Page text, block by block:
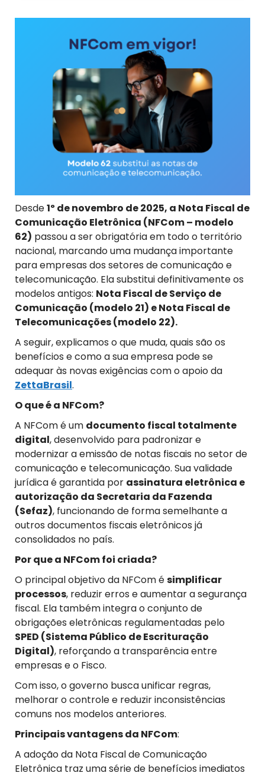
Desde1º de novembro de 2025, a Nota Fiscal de
Comunicação Eletrônica (NFCom – modelo
62) passou a ser obrigatória em todo o território
nacional, marcando uma mudança importante
para empresas dos setores de comunicação e
telecomunicação. Ela substitui definitivamente os
modelos antigos: Nota Fiscal de Serviço de
Comunicação (modelo 21) e Nota Fiscal de
Telecomunicações (modelo 22).
A seguir, explicamos o que muda, quais são os
benefícios e como a sua empresa pode se
adequar às novas exigências com o apoio da
ZettaBrasil.
O que é a NFCom?
A NFCom é um documento fiscal totalmente
digital, desenvolvido para padronizar e
modernizar a emissão de notas fiscais no setor de
comunicação e telecomunicação. Sua validade
jurídica é garantida por assinatura eletrônica e
autorização da Secretaria da Fazenda
(Sefaz), funcionando de forma semelhante a
outros documentos fiscais eletrônicos já
consolidados no país.
Por que a NFCom foi criada?
O principal objetivo da NFCom ésimplificar
processos, reduzir erros e aumentar a segurança
fiscal. Ela também integra o conjunto de
obrigações eletrônicas regulamentadas pelo
SPED (Sistema Público de Escrituração
Digital), reforçando a transparência entre
empresas e o Fisco.
Com isso, o governo busca unificar regras,
melhorar o controle e reduzir inconsistências
comuns nos modelos anteriores.
Principais vantagens da NFCom:
A adoção da Nota Fiscal de Comunicação
Eletrônica traz uma série de benefícios imediatos